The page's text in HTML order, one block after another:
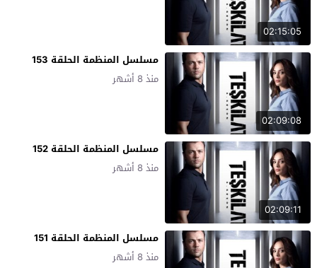
02:15:05
02:09:08
مسلسل المنظمة الحلقة 153
منذ 8 أشهر
02:09:11
مسلسل المنظمة الحلقة 152
منذ 8 أشهر
مسلسل المنظمة الحلقة 151
منذ 8 أشهر